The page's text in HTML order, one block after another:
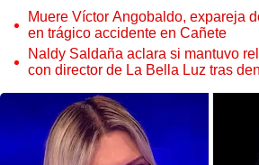
Muere Víctor Angobaldo, expareja
en trágico accidente en Cañete
Naldy Saldaña aclara si mantuvo
con director de La Bella Luz tras